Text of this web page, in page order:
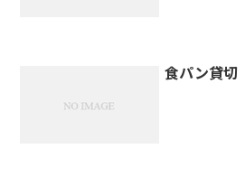
食パン貸切